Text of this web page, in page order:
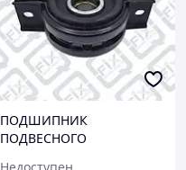
ПОДШИПНИК
ПОДВЕСНОГО